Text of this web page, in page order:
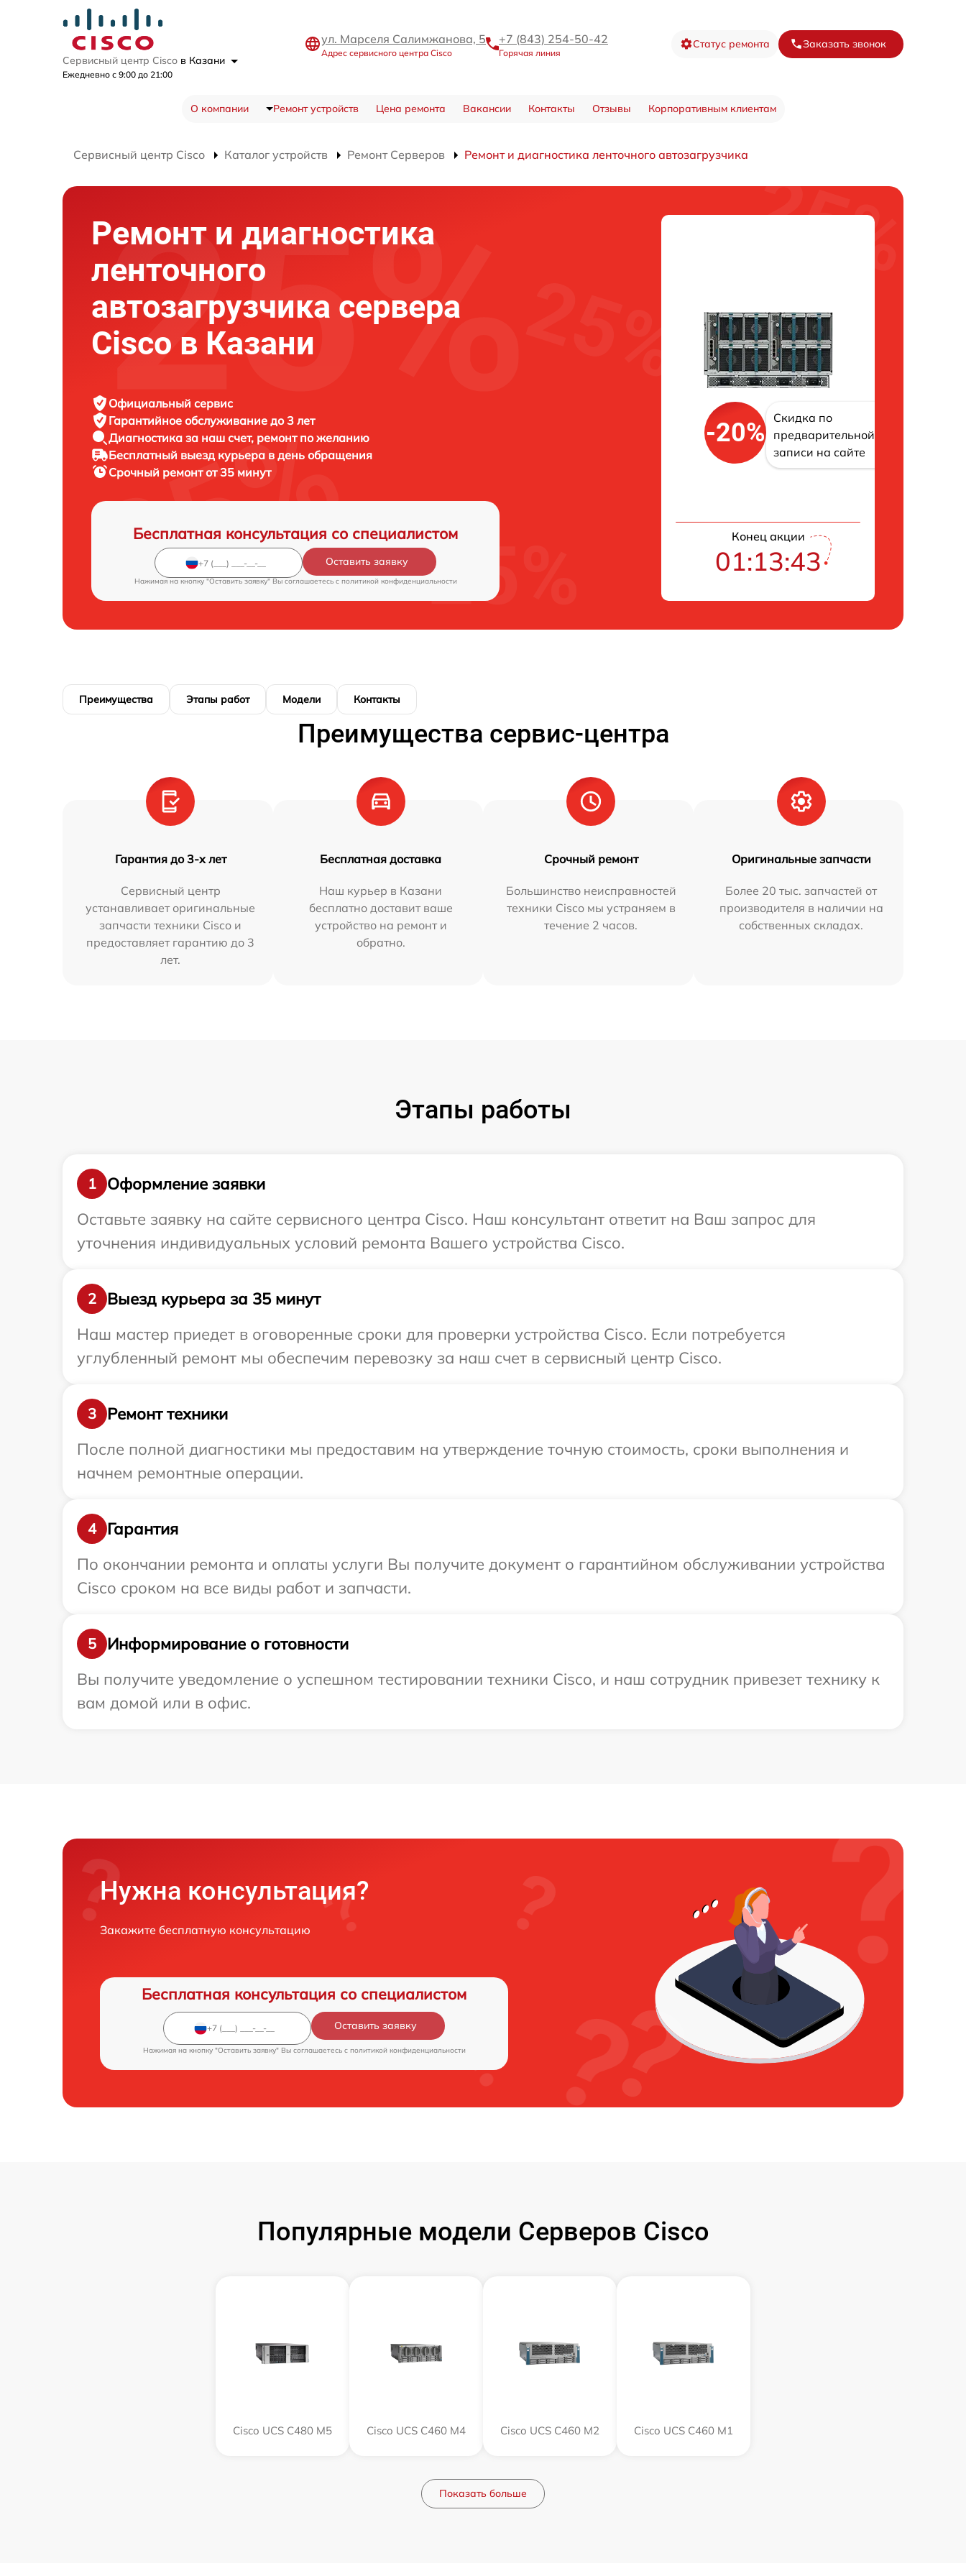
Сервисный центр Cisco в Казани
Ежедневно с 9:00 до 21:00
ул. Марселя Салимжанова, 5
Адрес сервисного центра Cisco
+7 (843) 254-50-42
Горячая линия
Статус ремонта Заказать звонок
О компании Ремонт устройств Цена ремонта Вакансии Контакты Отзывы Корпоративным клиентам
Сервисный центр Cisco Каталог устройств Ремонт Серверов Ремонт и диагностика ленточного автозагрузчика
Ремонт и диагностика
ленточного
автозагрузчика сервера
Cisco в Казани
Официальный сервис
Гарантийное обслуживание до 3 лет
Диагностика за наш счет, ремонт по желанию
Бесплатный выезд курьера в день обращения
Срочный ремонтот 35 минут
Бесплатная консультация со специалистом
Оставить заявку
Нажимая на кнопку "Оставить заявку" Вы соглашаетесь c политикой конфиденциальности
-20%
Скидка по
предварительной
записи на сайте
Конец акции
01:13:42
Преимущества Этапы работ Модели Контакты
Преимущества сервис-центра
Гарантия до 3-х лет
Сервисный центр
устанавливает оригинальные
запчасти техники Cisco и
предоставляет гарантию до 3
лет.
Бесплатная доставка
Наш курьер в Казани
бесплатно доставит ваше
устройство на ремонт и
обратно.
Срочный ремонт
Большинство неисправностей
техники Cisco мы устраняем в
течение 2 часов.
Оригинальные запчасти
Более 20 тыс. запчастей от
производителя в наличии на
собственных складах.
Этапы работы
1
Оформление заявки
Оставьте заявку на сайте сервисного центра Cisco. Наш консультант ответит на Ваш запрос для
уточнения индивидуальных условий ремонта Вашего устройства Cisco.
2
Выезд курьера за 35 минут
Наш мастер приедет в оговоренные сроки для проверки устройства Cisco. Если потребуется
углубленный ремонт мы обеспечим перевозку за наш счет в сервисный центр Cisco.
3
Ремонт техники
После полной диагностики мы предоставим на утверждение точную стоимость, сроки выполнения и
начнем ремонтные операции.
4
Гарантия
По окончании ремонта и оплаты услуги Вы получите документ о гарантийном обслуживании устройства
Cisco сроком на все виды работ и запчасти.
5
Информирование о готовности
Вы получите уведомление о успешном тестировании техники Cisco, и наш сотрудник привезет технику к
вам домой или в офис.
Нужна консультация?
Закажите бесплатную консультацию
Бесплатная консультация со специалистом
Оставить заявку
Нажимая на кнопку "Оставить заявку" Вы соглашаетесь c политикой конфиденциальности
Популярные модели Серверов Cisco
Cisco UCS C480 M5 Cisco UCS C460 M4 Cisco UCS C460 M2 Cisco UCS C460 M1
Показать больше